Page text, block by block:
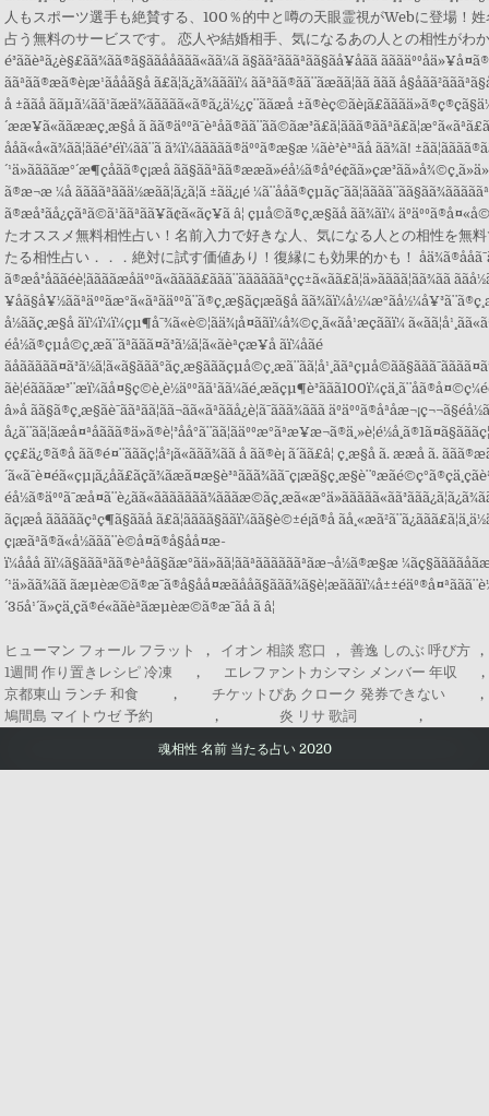
ヒューマン フォール フラット , イオン 相談 窓口 , 善逸 しのぶ 呼び方
,
1週間 作り置きレシピ 冷凍
, エレファントカシマシ メンバー 年収
,
京都東山 ランチ 和食
, チケットぴあ クローク 発券できない
,
鳩間島 マイトウゼ 予約
, 炎 リサ 歌詞 ,
魂相性 名前 当たる占い 2020